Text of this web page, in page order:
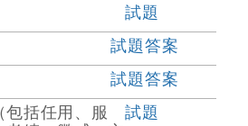
試題
試題答案
試題答案
包括任用、服
試題